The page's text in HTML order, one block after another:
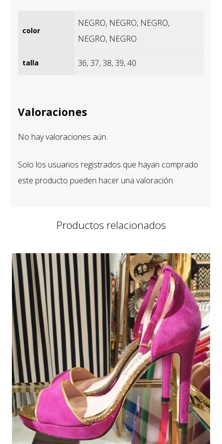
color
NEGRO, NEGRO, NEGRO,
NEGRO, NEGRO
talla 36, 37, 38, 39, 40
Valoraciones
No hay valoraciones aún.
Solo los usuarios registrados que hayan comprado
este producto pueden hacer una valoración.
Productos relacionados